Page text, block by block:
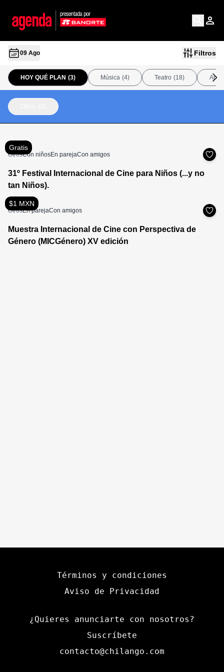
09 Ago Filtros
HOY QUÉ PLAN (3) Música (4) Teatro (18) Arte
Gratis
OtrosCon niñosEn parejaCon amigos
31º Festival Internacional de Cine para Niños (...y no
tan Niños).
$1 MXN
OtrosEn parejaCon amigos
Muestra Internacional de Cine con Perspectiva de
Género (MICGénero) XV edición
Términos y condiciones
Aviso de Privacidad
¿Quieres anunciarte con nosotros?
Suscríbete
contacto@chilango.com